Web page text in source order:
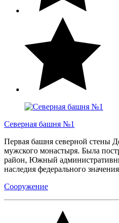
Северная башня №1
Первая башня северной стены
мужского монастыря. Была
район, Южный
наследия федерального
Сооружение